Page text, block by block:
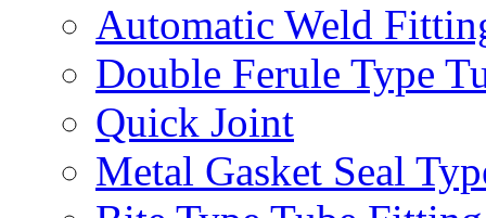
Automatic Weld
Double Ferule Type
Quick Joint
Metal Gasket Seal